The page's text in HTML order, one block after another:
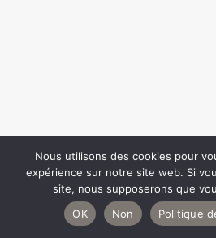
Nous utilisons des cookies pour
expérience sur notre site web. Si
site, nous supposerons que
OK
Non Politique